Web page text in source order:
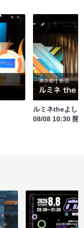
ルミネtheよし
08/08 10:30 開